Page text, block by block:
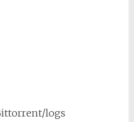
logs